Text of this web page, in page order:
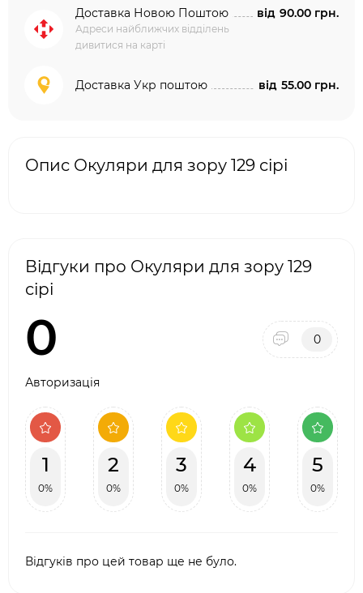
Доставка Новою Поштою
Адреси найближчих відділень
дивитися на карті
від 90.00 грн.
Доставка Укр поштою від 55.00 грн.
Опис Окуляри для зору 129 сірі
Відгуки про Окуляри для зору 129
сірі
0 0
Авторизація
1
0%
2
0%
3
0%
4
0%
5
0%
Відгуків про цей товар ще не було.